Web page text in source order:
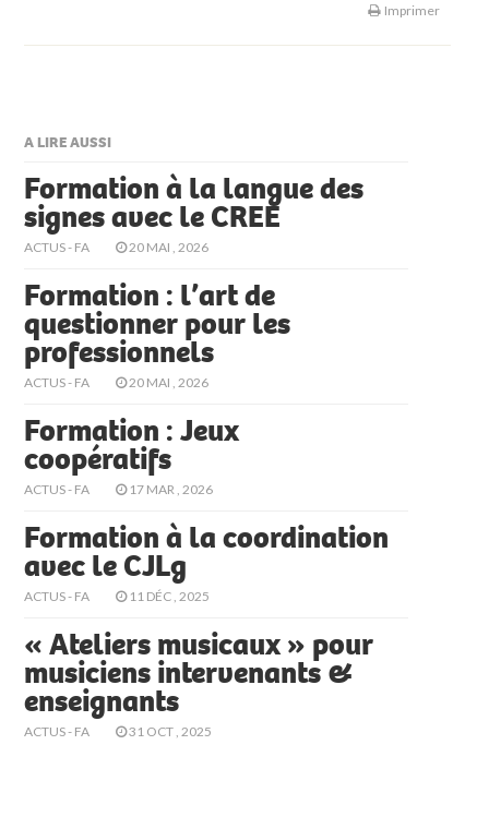
Imprimer
A LIRE AUSSI
Formation à la langue des
signes avec le CREE
ACTUS - FA 20 MAI , 2026
Formation : l’art de
questionner pour les
professionnels
ACTUS - FA 20 MAI , 2026
Formation : Jeux
coopératifs
ACTUS - FA 17 MAR , 2026
Formation à la coordination
avec le CJLg
ACTUS - FA 11 DÉC , 2025
« Ateliers musicaux » pour
musiciens intervenants &
enseignants
ACTUS - FA 31 OCT , 2025